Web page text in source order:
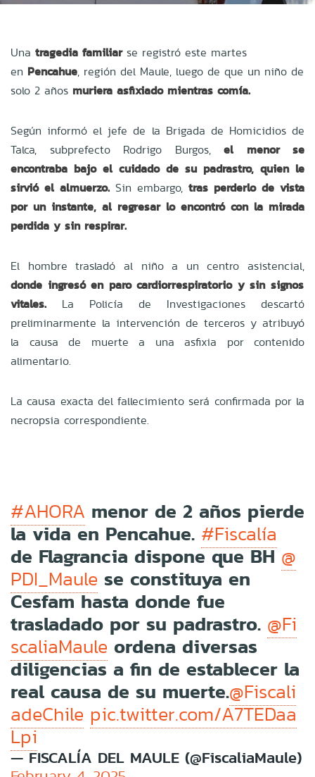
Una tragedia familiar se registró este martes
en Pencahue, región del Maule, luego de que un niño de
solo 2 años muriera asfixiado mientras comía.
Según informó el jefe de la Brigada de Homicidios de
Talca, subprefecto Rodrigo Burgos,el menor se
encontraba bajo el cuidado de su padrastro, quien le
sirvió el almuerzo. Sin embargo, tras perderlo de vista
por un instante, al regresar lo encontró con la mirada
perdida y sin respirar.
El hombre trasladó al niño a un centro asistencial,
donde ingresó en paro cardiorrespiratorio y sin signos
vitales. La Policía de Investigaciones descartó
preliminarmente la intervención de terceros y atribuyó
la causa de muerte a una asfixia por contenido
alimentario.
La causa exacta del fallecimiento será confirmada por la
necropsia correspondiente.
#AHORA menor de 2 años pierde
la vida en Pencahue. #Fiscalía
de Flagrancia dispone que BH@
PDI_Maule se constituya en
Cesfam hasta donde fue
trasladado por su padrastro. @Fi
scaliaMaule ordena diversas
diligencias a fin de establecer la
real causa de su muerte.@Fiscali
adeChile pic.twitter.com/A7TEDaa
Lpi
— FISCALÍA DEL MAULE (@FiscaliaMaule)